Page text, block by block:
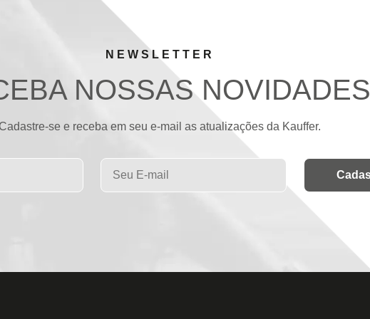
NEWSLETTER
NOSSAS NOVIDADES
se e receba em seu e-mail as atualizações da Kauffer.